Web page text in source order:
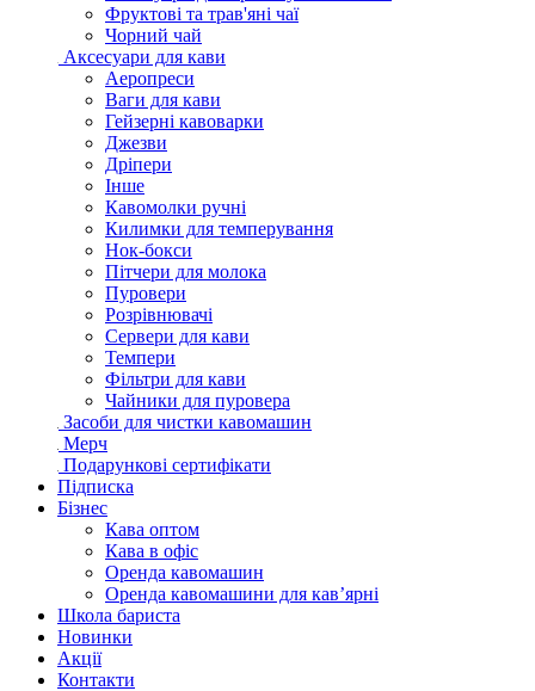
Фруктові та трав'яні чаї
Чорний чай
Аксесуари для кави
Аеропреси
Ваги для кави
Гейзерні кавоварки
Джезви
Дріпери
Інше
Кавомолки ручні
Килимки для темперування
Нок-бокси
Пітчери для молока
Пуровери
Розрівнювачі
Сервери для кави
Темпери
Фільтри для кави
Чайники для пуровера
Засоби для чистки кавомашин
Мерч
Подарункові сертифікати
Підписка
Бізнес
Кава оптом
Кава в офіс
Оренда кавомашин
Оренда кавомашини для кав’ярні
Школа бариста
Новинки
Акції
Контакти